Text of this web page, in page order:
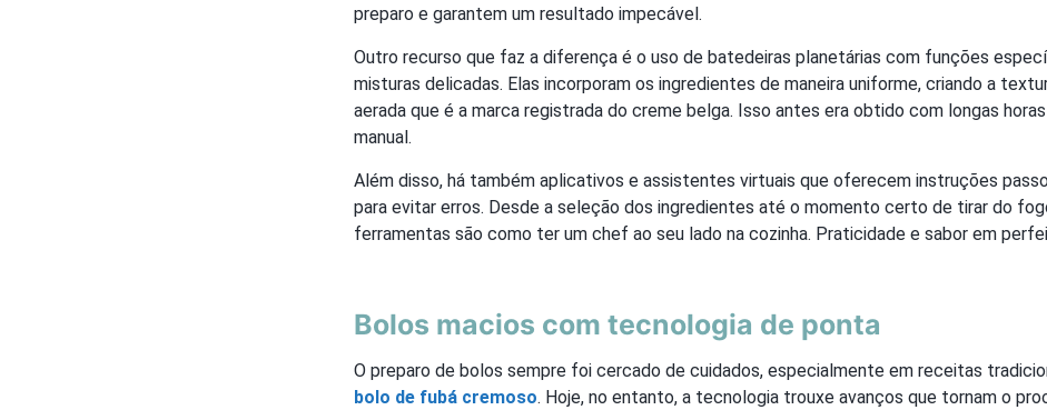
preparo e garantem um resultado impecável.
Outro recurso que faz a diferença é o uso de batedeiras planetárias com funções
misturas delicadas. Elas incorporam os ingredientes de maneira uniforme, criando a
aerada que é a marca registrada do creme belga. Isso antes era obtido com longas
manual.
Além disso, há também aplicativos e assistentes virtuais que oferecem instruções
para evitar erros. Desde a seleção dos ingredientes até o momento certo de tirar do
ferramentas são como ter um chef ao seu lado na cozinha. Praticidade e sabor em
Bolos macios com tecnologia de ponta
O preparo de bolos sempre foi cercado de cuidados, especialmente em receitas
bolo de fubá cremoso. Hoje, no entanto, a tecnologia trouxe avanços que tornam o